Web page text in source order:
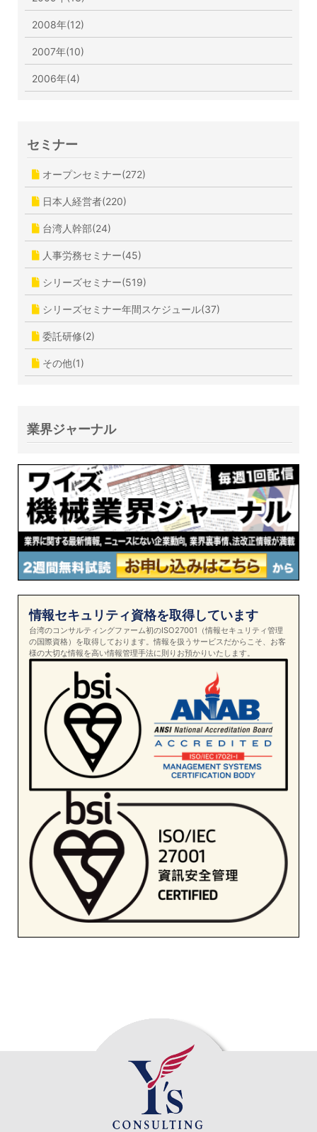
2008年(12)
2007年(10)
2006年(4)
セミナー
オープンセミナー(272)
日本人経営者(220)
台湾人幹部(24)
人事労務セミナー(45)
シリーズセミナー(519)
シリーズセミナー年間スケジュール(37)
委託研修(2)
その他(1)
業界ジャーナル
情報セキュリティ資格を取得しています
台湾のコンサルティングファーム初のISO27001（情報セキュリティ管理
の国際資格）を取得しております。情報を扱うサービスだからこそ、お客
様の大切な情報を高い情報管理手法に則りお預かりいたします。